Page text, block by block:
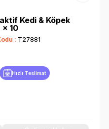
Kedi & Köpek
x 10
: T27881
Hızlı Teslimat